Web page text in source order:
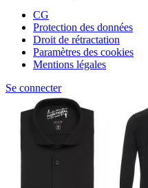
CG
Protection des données
Droit de rétractation
Paramètres des cookies
Mentions légales
Se connecter